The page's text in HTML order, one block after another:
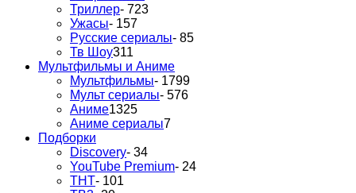
Триллер- 723
Ужасы- 157
Русские сериалы- 85
Тв Шоу311
Мультфильмы и Аниме
Мультфильмы- 1799
Мульт сериалы- 576
Аниме1325
Аниме сериалы7
Подборки
Discovery- 34
YouTube Premium- 24
ТНТ- 101